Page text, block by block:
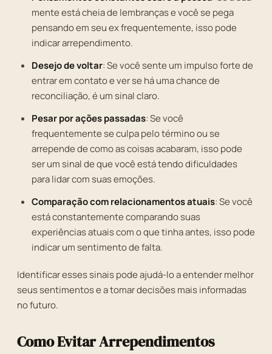
mente está cheia de lembranças e você se pega
pensando em seu ex frequentemente, isso pode
indicar arrependimento.
Desejo de voltar: Se você sente um impulso forte de
entrar em contato e ver se há uma chance de
reconciliação, é um sinal claro.
Pesar por ações passadas: Se você
frequentemente se culpa pelo término ou se
arrepende de como as coisas acabaram, isso pode
ser um sinal de que você está tendo dificuldades
para lidar com suas emoções.
Comparação com relacionamentos atuais: Se você
está constantemente comparando suas
experiências atuais com o que tinha antes, isso pode
indicar um sentimento de falta.
Identificar esses sinais pode ajudá-lo a entender melhor
seus sentimentos e a tomar decisões mais informadas
no futuro.
Como Evitar Arrependimentos